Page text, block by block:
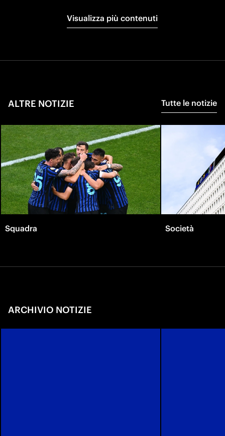
Visualizza più contenuti
ALTRE NOTIZIE Tutte le notizie
Squadra Società
ARCHIVIO NOTIZIE